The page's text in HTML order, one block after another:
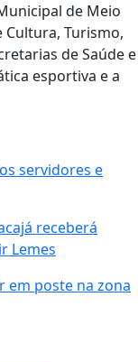
de Meio
Cultura, Turismo,
de Saúde e
esportiva e a
servidores e
receberá
Lemes
em poste na zona